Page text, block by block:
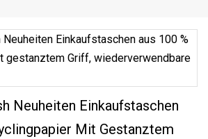
Neuheiten Einkaufstaschen
Mit Gestanztem